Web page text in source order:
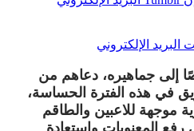
البريد الإلكتروني
إلى جماهيره، دعاهم من
في هذه الفترة الحساسة،
موجهة للاعبين والطاقم
المعنويات واستعادة